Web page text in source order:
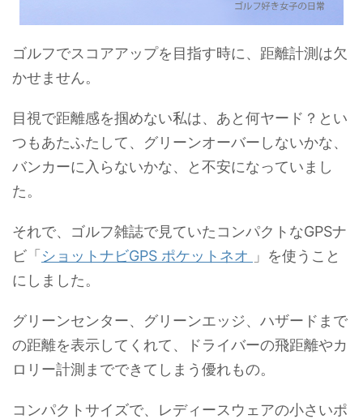
ゴルフでスコアアップを目指す時に、距離計測は欠
かせません。
目視で距離感を掴めない私は、あと何ヤード？とい
つもあたふたして、グリーンオーバーしないかな、
バンカーに入らないかな、と不安になっていまし
た。
それで、ゴルフ雑誌で見ていたコンパクトなGPSナ
ビ「ショットナビGPS ポケットネオ
」を使うこと
にしました。
グリーンセンター、グリーンエッジ、ハザードまで
の距離を表示してくれて、ドライバーの飛距離やカ
ロリー計測までできてしまう優れもの。
コンパクトサイズで、レディースウェアの小さいポ